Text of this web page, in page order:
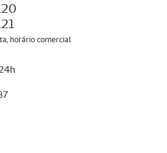
horário comercial